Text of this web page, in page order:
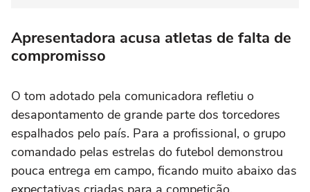
Apresentadora acusa atletas de falta de
compromisso
O tom adotado pela comunicadora refletiu o
desapontamento de grande parte dos torcedores
espalhados pelo país. Para a profissional, o grupo
comandado pelas estrelas do futebol demonstrou
pouca entrega em campo, ficando muito abaixo das